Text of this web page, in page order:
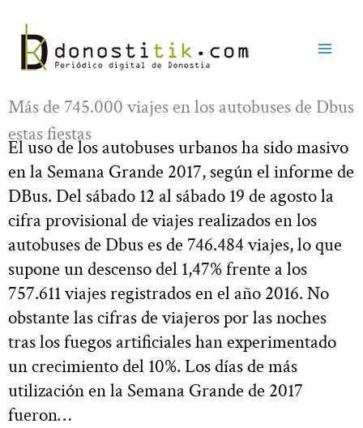
contenido
Más de 745.000 viajes en los autobuses de Dbus
estas fiestas
El uso de los autobuses urbanos ha sido masivo
en la Semana Grande 2017, según el informe de
DBus. Del sábado 12 al sábado 19 de agosto la
cifra provisional de viajes realizados en los
autobuses de Dbus es de 746.484 viajes, lo que
supone un descenso del 1,47% frente a los
757.611 viajes registrados en el año 2016. No
obstante las cifras de viajeros por las noches
tras los fuegos artificiales han experimentado
un crecimiento del 10%. Los días de más
utilización en la Semana Grande de 2017
fueron…